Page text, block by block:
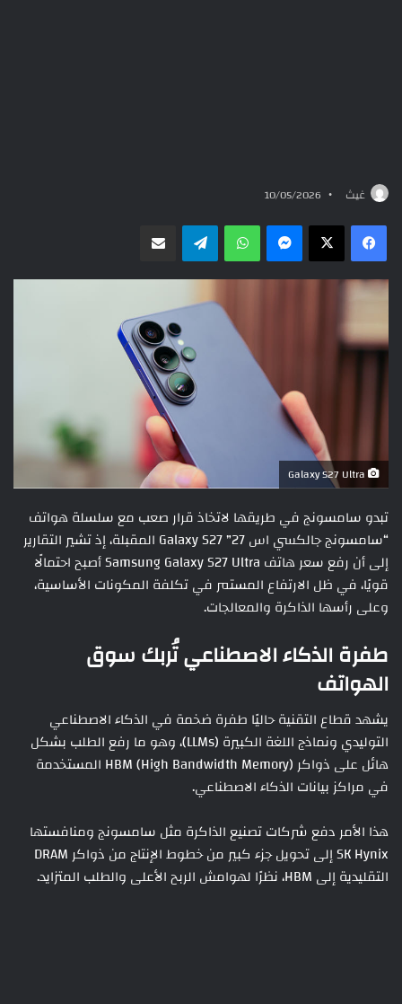
غيث 10/05/2026
ماسنجر واتسابتيلقرام
تبدو سامسونج في طريقها لاتخاذ قرار صعب مع سلسلة هواتف
“سامسونج جالكسي اس 27” Galaxy S27 المقبلة، إذ تشير التقارير
إلى أن رفع سعر هاتف Samsung Galaxy S27 Ultra أصبح احتمالًا
قويًا، في ظل الارتفاع المستمر في تكلفة المكونات الأساسية،
وعلى رأسها الذاكرة والمعالجات.
طفرة الذكاء الاصطناعي تُربك سوق
الهواتف
يشهد قطاع التقنية حاليًا طفرة ضخمة في الذكاء الاصطناعي
التوليدي ونماذج اللغة الكبيرة (LLMs)، وهو ما رفع الطلب بشكل
هائل على ذواكر HBM (High Bandwidth Memory) المستخدمة
في مراكز بيانات الذكاء الاصطناعي.
هذا الأمر دفع شركات تصنيع الذاكرة مثل سامسونج ومنافستها
SK Hynix إلى تحويل جزء كبير من خطوط الإنتاج من ذواكر DRAM
التقليدية إلى HBM، نظرًا لهوامش الربح الأعلى والطلب المتزايد.